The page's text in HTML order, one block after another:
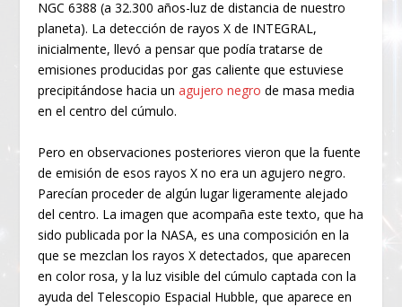
NGC 6388 (a 32.300 años-luz de distancia de nuestro
planeta). La detección de rayos X de INTEGRAL,
inicialmente, llevó a pensar que podía tratarse de
emisiones producidas por gas caliente que estuviese
precipitándose hacia unagujero negro de masa media
en el centro del cúmulo.
Pero en observaciones posteriores vieron que la fuente
de emisión de esos rayos X no era un agujero negro.
Parecían proceder de algún lugar ligeramente alejado
del centro. La imagen que acompaña este texto, que ha
sido publicada por la NASA, es una composición en la
que se mezclan los rayos X detectados, que aparecen
en color rosa, y la luz visible del cúmulo captada con la
ayuda del Telescopio Espacial Hubble, que aparece en